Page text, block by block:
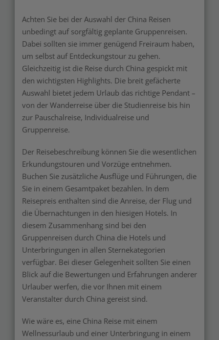
Achten Sie bei der Auswahl der China Reisen
unbedingt auf sorgfältig geplante Gruppenreisen.
Dabei sollten sie immer genügend Freiraum haben,
um selbst auf Entdeckungstour zu gehen.
Gleichzeitig ist die Reise durch China gespickt mit
den wichtigsten Highlights. Die breit gefächerte
Auswahl bietet jedem Urlaub das richtige Pendant –
von der Wanderreise über die Studienreise bis hin
zur Pauschalreise, Individualreise und
Gruppenreise.
Der Reisebeschreibung können Sie die wesentlichen
Erkundungstouren und Vorzüge entnehmen.
Buchen Sie zusätzliche Ausflüge und Führungen, die
Sie in einem Gesamtpaket bezahlen. In dem
Reisepreis enthalten sind die Anreise, der Flug und
die Übernachtungen in den hiesigen Hotels. In
diesem Zusammenhang sind bei den
Gruppenreisen durch China die Hotels und
Unterbringungen in allen Sternekategorien
verfügbar. Bei dieser Gelegenheit sollten Sie einen
Blick auf die Bewertungen und Erfahrungen anderer
Urlauber werfen, die vor Ihnen mit einem
Veranstalter durch China gereist sind.
Wie wäre es, eine China Reise mit einem
Wellnessurlaub und einer Unterbringung in einem